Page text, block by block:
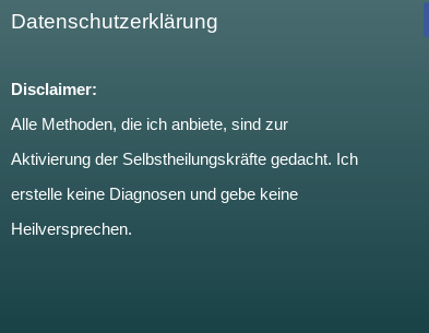
Datenschutzerklärung
Disclaimer:
Alle Methoden, die ich anbiete, sind zur
Aktivierung der Selbstheilungskräfte gedacht. Ich
erstelle keine Diagnosen und gebe keine
Heilversprechen.